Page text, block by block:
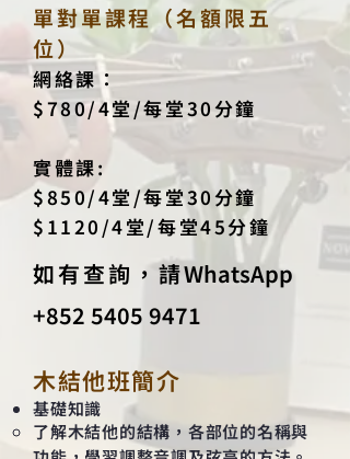
單對單課程（名額限五
位）
網絡課：
$780/4堂/每堂30分鐘
實體課:
$850/4堂/每堂30分鐘
$1120/4堂/每堂45分鐘
如有查詢，請WhatsApp
+852 5405 9471
木結他班簡介
基礎知識
了解木結他的結構，各部位的名稱與